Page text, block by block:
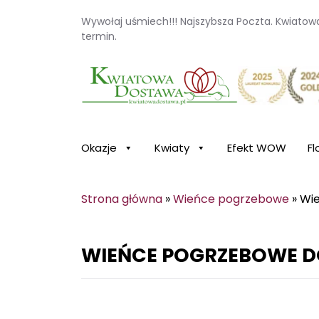
Wywołaj uśmiech!!! Najszybsza Poczta.
termin.
Kwiaciarnia internetowa Kwiatowa
Okazje Kwiaty Efekt WOW
Strona główna »Wieńce pogrzebowe »
WIEŃCE POGRZEBOWE